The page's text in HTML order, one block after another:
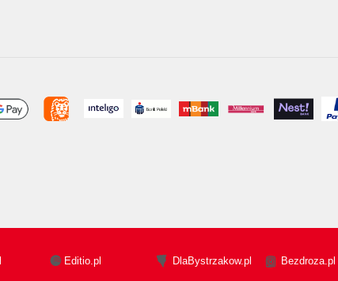
Editio.pl DlaBystrzakow.pl Bezdroza.pl